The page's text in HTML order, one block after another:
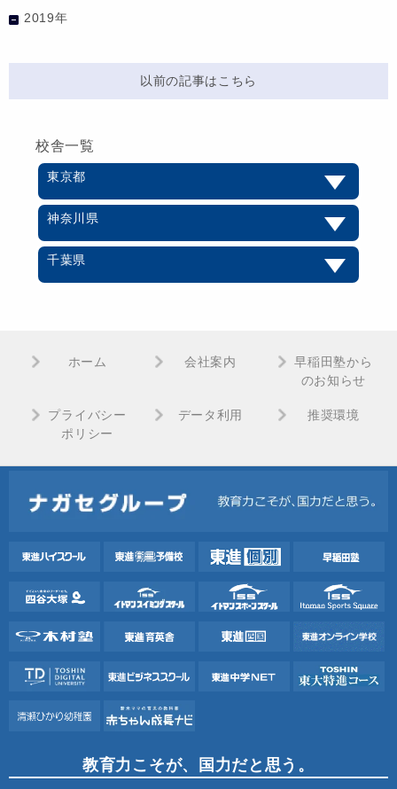
2019年
以前の記事はこちら
校舎一覧
東京都
神奈川県
千葉県
ホーム 会社案内
早稲田塾から
のお知らせ
プライバシー
ポリシー
データ利用 推奨環境
教育力こそが、国力だと思う。